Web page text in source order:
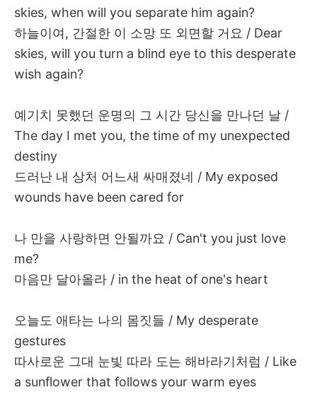
skies, when will you separate him again?
하늘이여 , 간절한 이 소망 또 외면할 거요 / Dear
skies, will you turn a blind eye to this desperate
wish again?
예기치 못했던 운명의 그 시간 당신을 만나던 날 /
The day I met you, the time of my unexpected
destiny
드러난 내 상처 어느새 싸매졌네 / My exposed
wounds have been cared for
나 만을 사랑하면 안될까요 / Can't you just love
me?
마음만 달아올라 / in the heat of one's heart
오늘도 애타는 나의 몸짓들 / My desperate
gestures
따사로운 그대 눈빛 따라 도는 해바라기처럼 / Like
a sunflower that follows your warm eyes